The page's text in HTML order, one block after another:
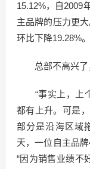
15.12%，自2009
主品牌的压力更
环比下降19.28%。
总部不高兴了
“事实上，上个
都有上升。可是
部分是沿海区域
天，一位自主品牌
“因为销售业绩不